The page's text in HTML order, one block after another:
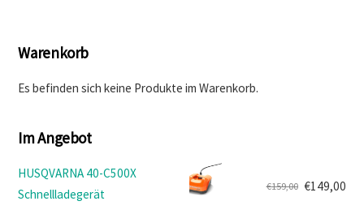
Warenkorb
Es befinden sich keine Produkte im Warenkorb.
Im Angebot
HUSQVARNA 40-C500X
Schnellladegerät
€159,00
Ursprünglicher
€149,00
Aktueller